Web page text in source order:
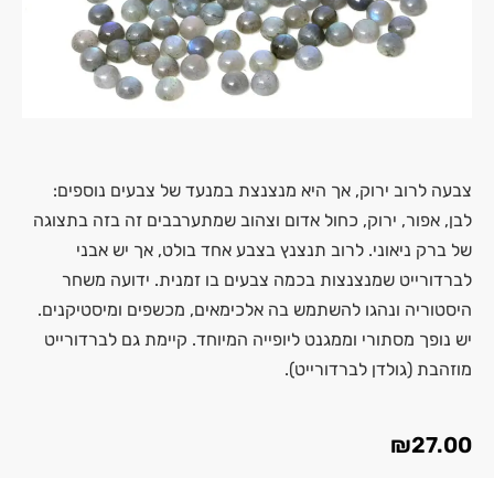
צבעה לרוב ירוק, אך היא מנצנצת במנעד של צבעים נוספים:
לבן, אפור, ירוק, כחול אדום וצהוב שמתערבבים זה בזה בתצוגה
של ברק ניאוני. לרוב תנצנץ בצבע אחד בולט, אך יש אבני
לברדורייט שמנצנצות בכמה צבעים בו זמנית. ידועה משחר
היסטוריה ונהגו להשתמש בה אלכימאים, מכשפים ומיסטיקנים.
יש נופך מסתורי וממגנט ליופייה המיוחד. קיימת גם לברדורייט
מוזהבת (גולדן לברדורייט).
₪27.00